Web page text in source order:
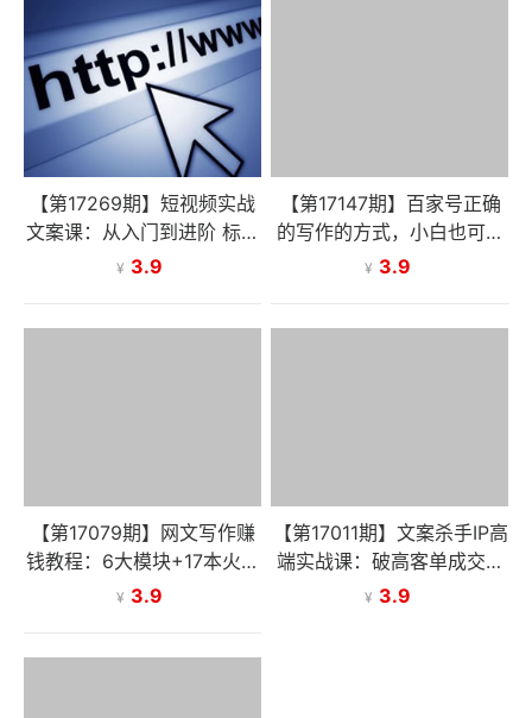
【第17269期】短视频实战
文案课：从入门到进阶 标题
创作+脚本撰写+文案优化三
¥ 3.9
【第17147期】百家号正确
的写作的方式，小白也可以
轻松写出原创文章，新手也
¥ 3.9
【第17079期】网文写作赚
钱教程：6大模块+17本火书
+98个真实例子 从入门到精
¥ 3.9
【第17011期】文案杀手IP高
端实战课：破高客单成交壁
垒，引爆IP商业价值增长
¥ 3.9